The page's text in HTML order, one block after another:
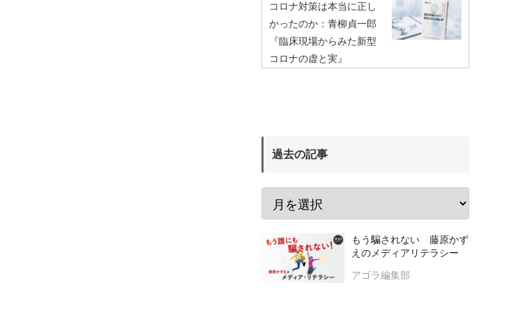
コロナ対策は本当に正し
かったのか：青柳貞一郎
『臨床現場からみた新型
コロナの虚と実』
過去の記事
もう騙されない 藤原かず
えのメディアリテラシー
アゴラ編集部